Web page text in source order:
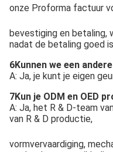
onze Proforma factuur
bevestiging en betaling,
nadat de betaling goed
6Kunnen we een
A: Ja, je kunt je eigen
7Kun je ODM en OED
A: Ja, het R & D-team
van R & D productie,
vormvervaardiging,